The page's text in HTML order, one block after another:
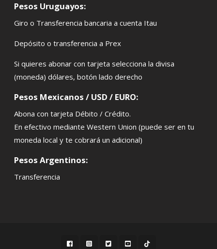
Pesos Uruguayos:
Giro o Transferencia bancaria a cuenta Itau
Depósito o transferencia a Prex
Si quieres abonar con tarjeta selecciona la divisa
(moneda) dólares, botón lado derecho
Pesos Mexicanos / USD / EURO:
Abona con tarjeta Débito / Crédito.
En efectivo mediante Western Union (puede ser en tu
moneda local y te cobrará un adicional)
Pesos Argentinos:
Transferencia